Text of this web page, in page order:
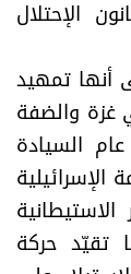
الإحتلال
أنها تمهيد
غزة والضفة
2025 سيكون عام السيادة
تقيّد حركة